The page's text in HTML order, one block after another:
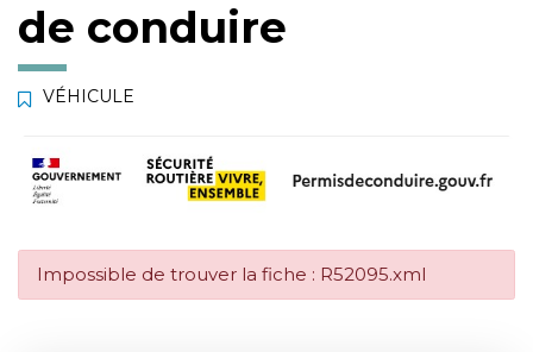
de conduire
VÉHICULE
Impossible de trouver la fiche : R52095.xml